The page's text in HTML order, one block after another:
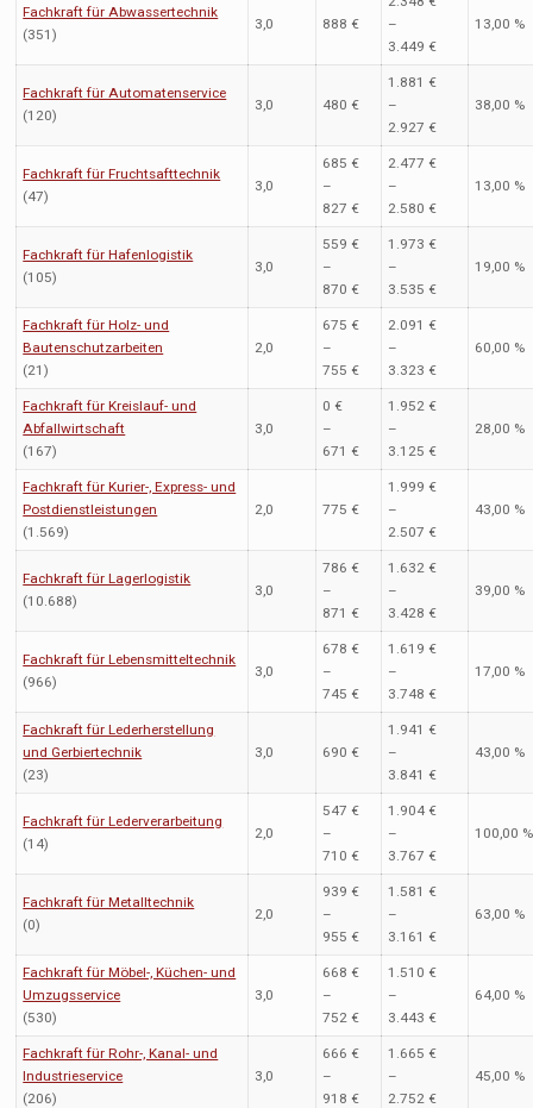
Fachkraft für Abwassertechnik
(351)
3,0 888 €
–
3.449 €
13,00 %
Fachkraft für Automatenservice
(120)
3,0 480 €
1.881 €
–
2.927 €
38,00 %
Fachkraft für Fruchtsafttechnik
(47)
3,0
685 €
–
827 €
2.477 €
–
2.580 €
13,00 %
Fachkraft für Hafenlogistik
(105)
3,0
559 €
–
870 €
1.973 €
–
3.535 €
19,00 %
Fachkraft für Holz- und
Bautenschutzarbeiten
(21)
2,0
675 €
–
755 €
2.091 €
–
3.323 €
60,00 %
Fachkraft für Kreislauf- und
Abfallwirtschaft
(167)
3,0
0 €
–
671 €
1.952 €
–
3.125 €
28,00 %
Fachkraft für Kurier-, Express- und
Postdienstleistungen
(1.569)
2,0 775 €
1.999 €
–
2.507 €
43,00 %
Fachkraft für Lagerlogistik
(10.688)
3,0
786 €
–
871 €
1.632 €
–
3.428 €
39,00 %
Fachkraft für Lebensmitteltechnik
(966)
3,0
678 €
–
745 €
1.619 €
–
3.748 €
17,00 %
Fachkraft für Lederherstellung
und Gerbiertechnik
(23)
3,0 690 €
1.941 €
–
3.841 €
43,00 %
Fachkraft für Lederverarbeitung
(14)
2,0
547 €
–
710 €
1.904 €
–
3.767 €
100,00 %
Fachkraft für Metalltechnik
(0)
2,0
939 €
–
955 €
1.581 €
–
3.161 €
63,00 %
Fachkraft für Möbel-, Küchen- und
Umzugsservice
(530)
3,0
668 €
–
752 €
1.510 €
–
3.443 €
64,00 %
Fachkraft für Rohr-, Kanal- und
Industrieservice
(206)
3,0
666 €
–
918 €
1.665 €
–
2.752 €
45,00 %